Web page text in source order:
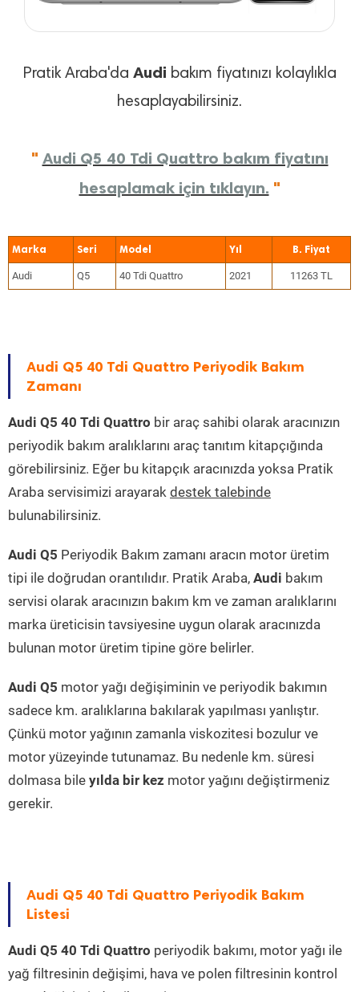
Pratik Araba'da Audi bakım fiyatınızı kolaylıkla
hesaplayabilirsiniz.
" Audi Q5 40 Tdi Quattro bakım fiyatını
hesaplamak için tıklayın. "
Marka Seri Model Yıl
Audi Q5 40 Tdi Quattro 2021 11263 TL
Audi Q5 40 Tdi Quattro Periyodik Bakım
Zamanı
Audi Q5 40 Tdi Quattro bir araç sahibi olarak aracınızın
periyodik bakım aralıklarını araç tanıtım kitapçığında
görebilirsiniz. Eğer bu kitapçık aracınızda yoksa Pratik
Araba servisimizi arayarak destek talebinde
bulunabilirsiniz.
Audi Q5 Periyodik Bakım zamanı aracın motor üretim
tipi ile doğrudan orantılıdır. Pratik Araba, Audi bakım
servisi olarak aracınızın bakım km ve zaman aralıklarını
marka üreticisin tavsiyesine uygun olarak aracınızda
bulunan motor üretim tipine göre belirler.
Audi Q5 motor yağı değişiminin ve periyodik bakımın
sadece km. aralıklarına bakılarak yapılması yanlıştır.
Çünkü motor yağının zamanla viskozitesi bozulur ve
motor yüzeyinde tutunamaz. Bu nedenle km. süresi
dolmasa bile yılda bir kez motor yağını değiştirmeniz
gerekir.
Audi Q5 40 Tdi Quattro Periyodik Bakım
Listesi
Audi Q5 40 Tdi Quattro periyodik bakımı, motor yağı ile
yağ filtresinin değişimi, hava ve polen filtresinin kontrol